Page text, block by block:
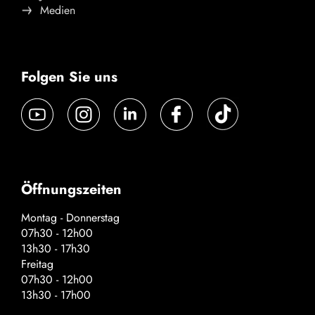
Medien
Folgen Sie uns
Öffnungszeiten
Montag - Donnerstag
07h30 - 12h00
13h30 - 17h30
Freitag
07h30 - 12h00
13h30 - 17h00